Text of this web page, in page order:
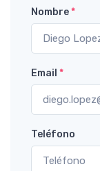
Nombre*
Email *
Teléfono